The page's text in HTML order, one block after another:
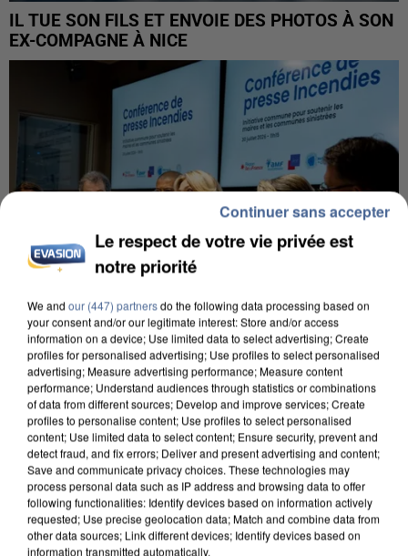
IL TUE SON FILS ET ENVOIE DES PHOTOS À SON
EX-COMPAGNE À NICE
INCENDIES : L’ÎLE-DE-FRANCE LANCE UN ÉLAN
DE SOLIDARITÉ AVEC LES...
Le respect de votre vie privée est
notre priorité
We and our (447) partnersdo the following data processing based on
your consent and/or our legitimate interest: Store and/or access
information on a device; Use limited data to select advertising; Create
profiles for personalised advertising; Use profiles to select personalised
advertising; Measure advertising performance; Measure content
performance; Understand audiences through statistics or combinations
of data from different sources; Develop and improve services; Create
profiles to personalise content; Use profiles to select personalised
content; Use limited data to select content; Ensure security, prevent and
detect fraud, and fix errors; Deliver and present advertising and content;
Save and communicate privacy choices. These technologies may
process personal data such as IP address and browsing data to offer
following functionalities: Identify devices based on information actively
requested; Use precise geolocation data; Match and combine data from
other data sources; Link different devices; Identify devices based on
information transmitted automatically.
Continuer sans accepter